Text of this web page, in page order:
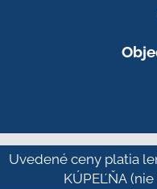
Uvedené ceny platia
KÚPEĽŇA (nie